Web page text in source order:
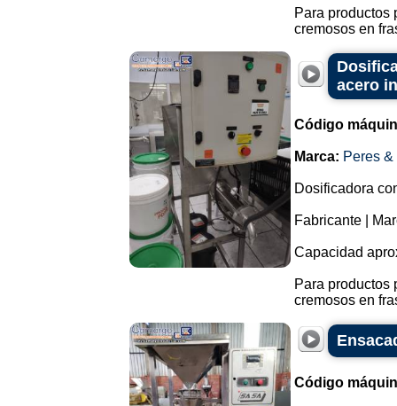
Para productos
cremosos en
acero
Código
Marca: Peres
Dosificadora
Fabricante |
Capacidad
Para productos
cremosos en
Código